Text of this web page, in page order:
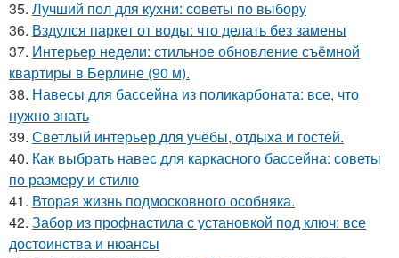
35. Лучший пол для кухни: советы по выбору
36. Вздулся паркет от воды: что делать без замены
37. Интерьер недели: стильное обновление съёмной
квартиры в Берлине (90 м).
38. Навесы для бассейна из поликарбоната: все, что
нужно знать
39. Светлый интерьер для учёбы, отдыха и гостей.
40. Как выбрать навес для каркасного бассейна: советы
по размеру и стилю
41. Вторая жизнь подмосковного особняка.
42. Забор из профнастила с установкой под ключ: все
достоинства и нюансы